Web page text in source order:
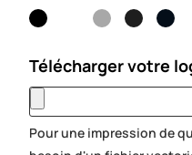
Télécharger votre
Pour une impression de